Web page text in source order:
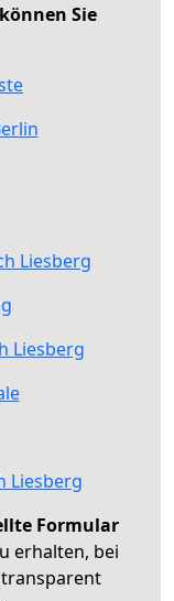
Sie
Liesberg
Liesberg
Liesberg
Formular
erhalten, bei